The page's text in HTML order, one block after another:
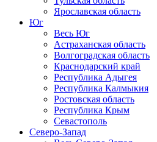
Ярославская область
Юг
Весь Юг
Астраханская область
Волгоградская область
Краснодарский край
Республика Адыгея
Республика Калмыкия
Ростовская область
Республика Крым
Севастополь
Северо-Запад